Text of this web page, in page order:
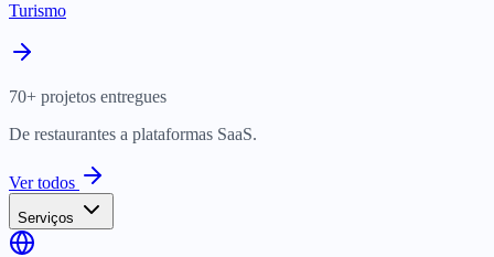
Turismo
70+ projetos entregues
De restaurantes a plataformas SaaS.
Ver todos
Serviços